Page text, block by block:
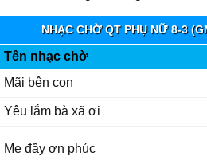
NHẠC CHỜ QT PHỤ NỮ 8-3
Tên nhạc chờ
Mãi bên con
Yêu lắm bà xã ơi
Mẹ đầy ơn phúc